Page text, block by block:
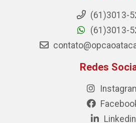
(61)3013-
(61)3013-
Redes
Linkedin